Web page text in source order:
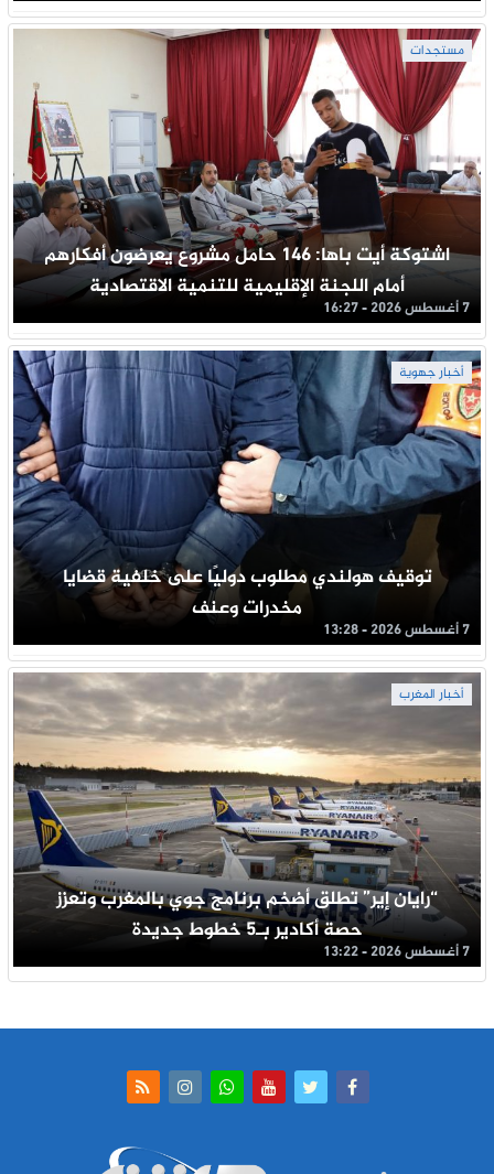
مستجدات
اشتوكة أيت باها: 146 حامل مشروع يعرضون أفكارهم
أمام اللجنة الإقليمية للتنمية الاقتصادية
7 أغسطس 2026 - 16:27
أخبار جهوية
توقيف هولندي مطلوب دوليًا على خلفية قضايا
مخدرات وعنف
7 أغسطس 2026 - 13:28
أخبار المغرب
“رايان إير” تطلق أضخم برنامج جوي بالمغرب وتعزز
حصة أكادير بـ5 خطوط جديدة
7 أغسطس 2026 - 13:22